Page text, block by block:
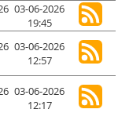
03-06-2026
19:45
03-06-2026
12:57
03-06-2026
12:17